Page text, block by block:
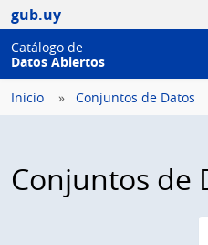
gub.uy
Catálogo de
Datos Abiertos
Inicio Conjuntos de Datos
Conjuntos de